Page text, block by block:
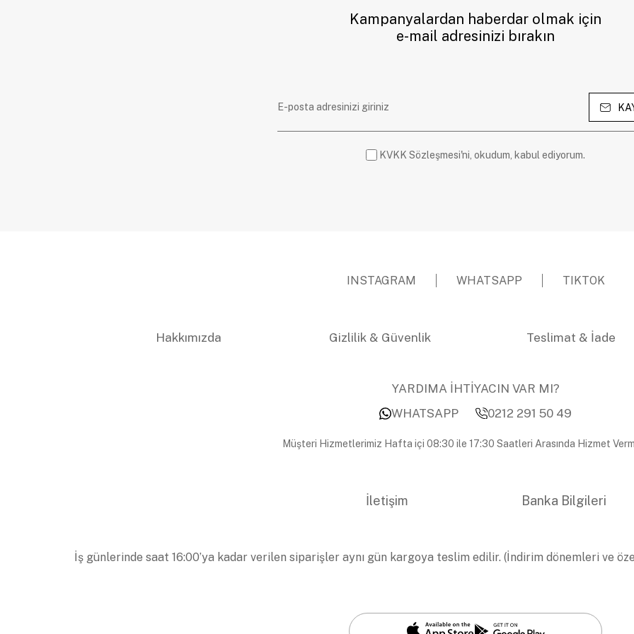
Kampanyalardan haberdar olmak için
e-mail adresinizi bırakın
KVKK Sözleşmesi'ni, okudum, kabul ediyorum.
INSTAGRAM WHATSAPP TIKTOK
Hakkımızda Gizlilik & Güvenlik Teslimat & İade
YARDIMA İHTİYACIN VAR MI?
WHATSAPP
0212 291 50 49
Müşteri Hizmetlerimiz Hafta içi 08:30 ile 17:30 Saatleri Arasında Hizmet
İletişim Banka Bilgileri
İş günlerinde saat 16:00’ya kadar verilen siparişler aynı gün kargoya teslim edilir. (İndirim dönemleri ve